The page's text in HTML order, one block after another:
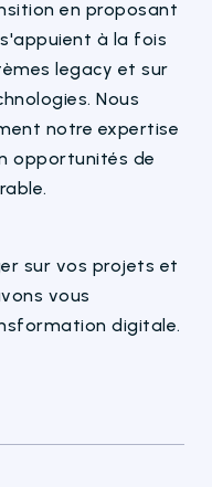
en proposant
à la fois
legacy et sur
Nous
notre expertise
opportunités de
sur vos projets et
vous
digitale.